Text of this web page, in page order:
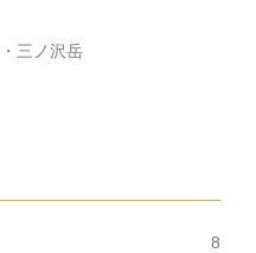
三ノ沢岳
8